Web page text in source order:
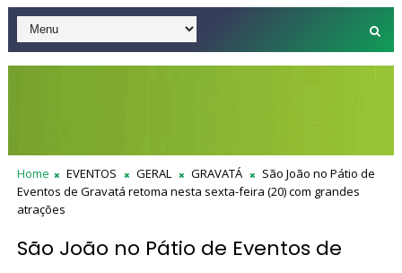
Home EVENTOS GERAL GRAVATÁ
São João no Pátio de
Eventos de Gravatá retoma nesta sexta-feira (20) com grandes
atrações
São João no Pátio de Eventos de